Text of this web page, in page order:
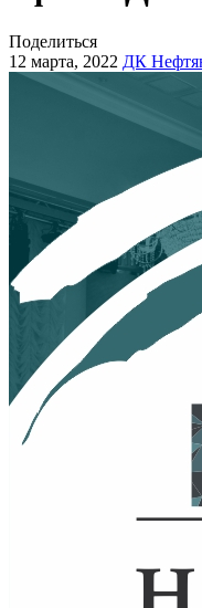
Поделиться
12 марта, 2022 ДК